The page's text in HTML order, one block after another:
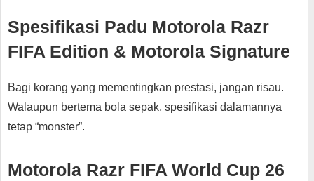
Spesifikasi Padu Motorola Razr
FIFA Edition & Motorola Signature
Bagi korang yang mementingkan prestasi, jangan risau.
Walaupun bertema bola sepak, spesifikasi dalamannya
tetap “monster”.
Motorola Razr FIFA World Cup 26